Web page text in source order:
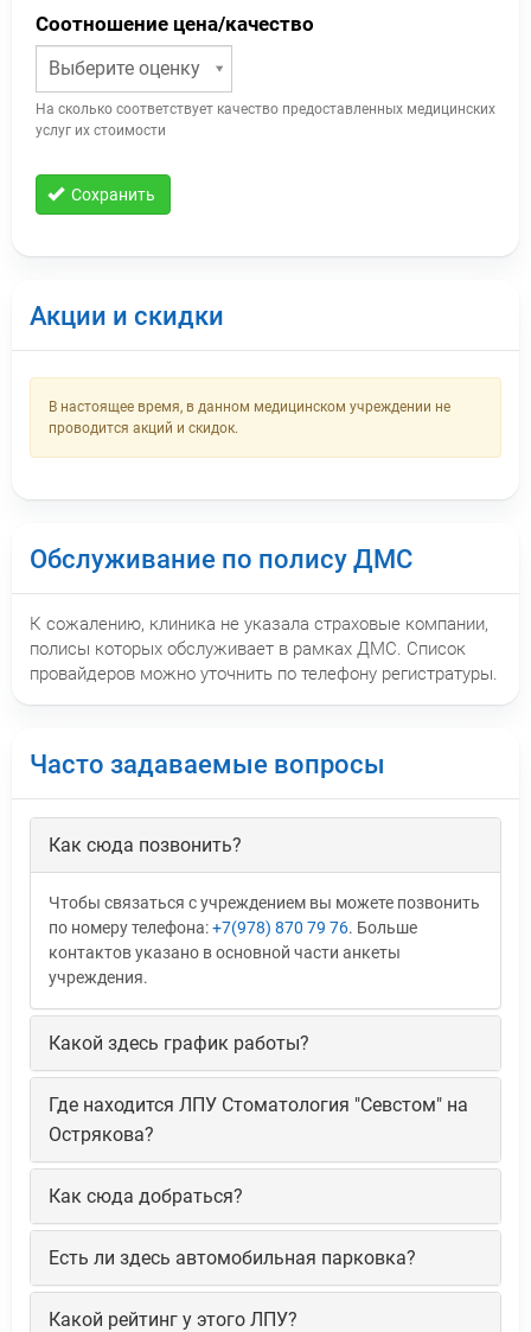
Соотношение цена/качество
Выберите оценку
На сколько соответствует качество предоставленных медицинских
услуг их стоимости
Сохранить
Акции и скидки
В настоящее время, в данном медицинском учреждении не
проводится акций и скидок.
Обслуживание по полису ДМС
К сожалению, клиника не указала страховые компании,
полисы которых обслуживает в рамках ДМС. Список
провайдеров можно уточнить по телефону регистратуры.
Часто задаваемые вопросы
Как сюда позвонить?
Чтобы связаться с учреждением вы можете позвонить
по номеру телефона:+7(978) 870 79 76. Больше
контактов указано в основной части анкеты
учреждения.
Какой здесь график работы?
Где находится ЛПУ Стоматология "Севстом" на
Острякова?
Как сюда добраться?
Есть ли здесь автомобильная парковка?
Какой рейтинг у этого ЛПУ?